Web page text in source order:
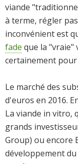
viande
à terme, régler
inconvénient est
fade que la "vraie"
certainement
Le marché des
d'euros en 2016.
La viande in vitro,
grands
Group) ou encore
développement